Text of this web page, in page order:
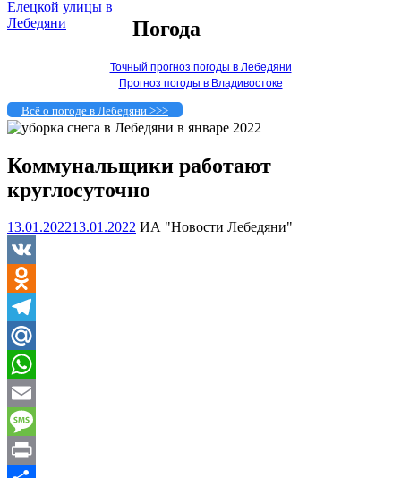
Погода
Точный прогноз погоды в Лебедяни
Прогноз погоды в Владивостоке
Всё о погоде в Лебедяни >>>
Коммунальщики работают
круглосуточно
13.01.202213.01.2022 ИА "Новости Лебедяни"
VK
Odnoklassniki
Telegram
Mail.Ru
WhatsApp
Email
Message